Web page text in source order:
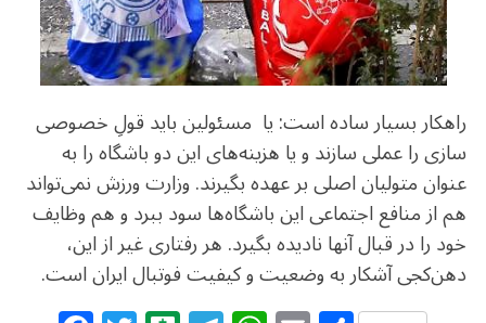
راهکار بسیار ساده است: یا مسئولین باید قولِ خصوصی
سازی را عملی سازند و یا هزینه‌های این دو باشگاه را به
عنوان متولیان اصلی بر عهده بگیرند. وزارت ورزش نمی‌تواند
هم از منافع اجتماعی این باشگاه‌ها سود ببرد و هم وظایف
خود را در قبال آنها نادیده بگیرد. هر رفتاری غیر از این،
دهن‌کجی‌ آشکار به وضعیت و کیفیت فوتبال ایران است.